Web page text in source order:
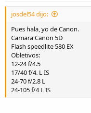
josdel54 dijo:
Pues hala, yo de Canon.
Camara Canon 5D
Flash speedlite 580 EX
Obletivos:
12-24 f/4.5
17/40 f/4. L IS
24-70 f/2.8 L
24-105 f/4 L IS